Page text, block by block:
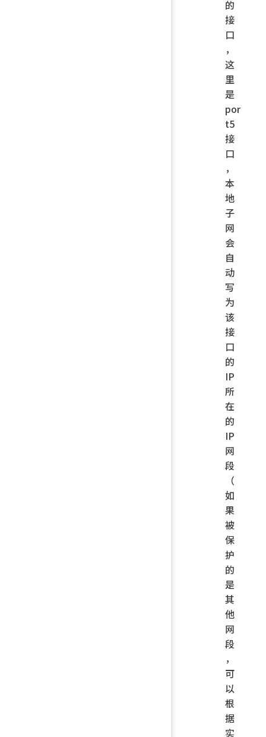
的
接
口
，
这
里
是
por
t5
接
口
，
本
地
子
网
会
自
动
写
为
该
接
口
的
IP
所
在
的
IP
网
段
（
如
果
被
保
护
的
是
其
他
网
段
，
可
以
根
据
实